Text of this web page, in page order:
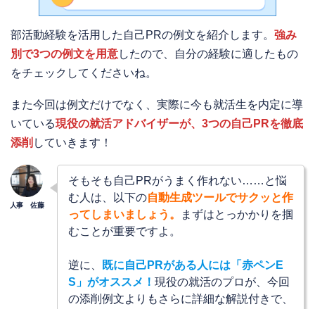
部活動経験を活用した自己PRの例文を紹介します。 強み
別で3つの例文を用意したので、自分の経験に適したもの
をチェックしてくださいね。
また今回は例文だけでなく、実際に今も就活生を内定に導
いている現役の就活アドバイザーが、3つの自己PRを徹底
添削 していきます！
そもそも自己PRがうまく作れない……と悩
む人は、以下の自動生成ツールでサクッと作
ってしまいましょう。
まずはとっかかりを掴
むことが重要ですよ。
逆に、
既に自己PRがある人には「赤ペンE
S」がオススメ！ 現役の就活のプロが、今回
の添削例文よりもさらに詳細な解説付きで、